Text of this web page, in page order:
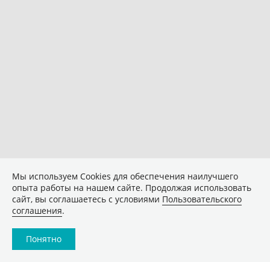
Мы используем Сookies для обеспечения наилучшего
опыта работы на нашем сайте. Продолжая использовать
сайт, вы соглашаетесь с условиями Пользовательского
соглашения.
Понятно